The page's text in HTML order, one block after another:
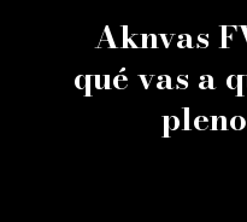
Aknvas
qué vas a